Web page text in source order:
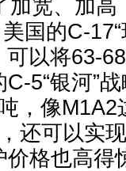
加宽、加高
国的C-
以将63-
5“银河”
，像M1A2
还可以实
格也高得